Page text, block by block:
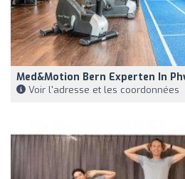
Med&motion Bern Experten In
Voir l'adresse et les coordonnées